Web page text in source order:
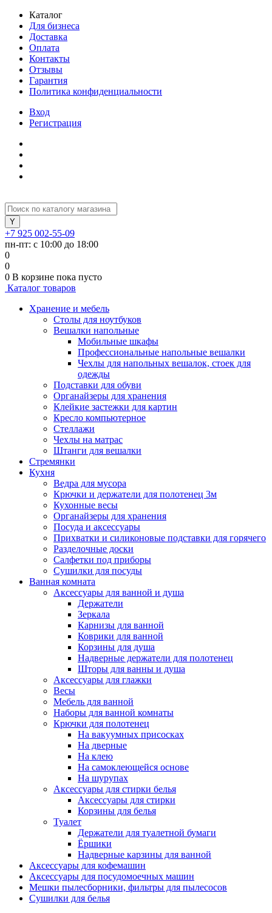
Каталог
Для бизнеса
Доставка
Оплата
Контакты
Отзывы
Гарантия
Политика конфиденциальности
Вход
Регистрация
+7 925 002-55-09
пн-пт: с 10:00 до 18:00
0
0
0 В корзине пока пусто
Каталог товаров
Хранение и мебель
Столы для ноутбуков
Вешалки напольные
Мобильные шкафы
Профессиональные напольные вешалки
Чехлы для напольных вешалок, стоек для
одежды
Подставки для обуви
Органайзеры для хранения
Клейкие застежки для картин
Кресло компьютерное
Стеллажи
Чехлы на матрас
Штанги для вешалки
Стремянки
Кухня
Ведра для мусора
Крючки и держатели для полотенец 3м
Кухонные весы
Органайзеры для хранения
Посуда и аксессуары
Прихватки и силиконовые подставки для горячего
Разделочные доски
Салфетки под приборы
Сушилки для посуды
Ванная комната
Аксессуары для ванной и душа
Держатели
Зеркала
Карнизы для ванной
Коврики для ванной
Корзины для душа
Надверные держатели для полотенец
Шторы для ванны и душа
Аксессуары для глажки
Весы
Мебель для ванной
Наборы для ванной комнаты
Крючки для полотенец
На вакуумных присосках
На дверные
На клею
На самоклеющейся основе
На шурупах
Аксессуары для стирки белья
Аксессуары для стирки
Корзины для белья
Туалет
Держатели для туалетной бумаги
Ёршики
Надверные карзины для ванной
Аксессуары для кофемашин
Аксессуары для посудомоечных машин
Мешки пылесборники, фильтры для пылесосов
Сушилки для белья